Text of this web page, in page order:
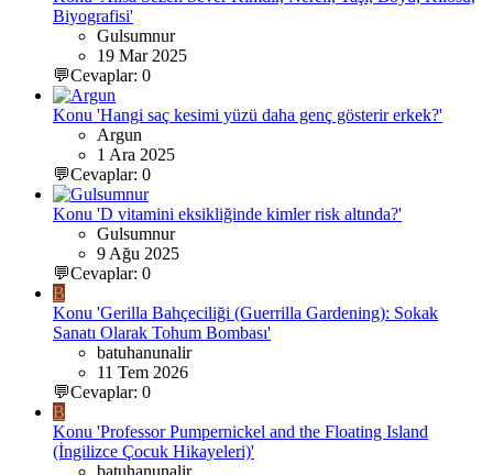
Biyografisi'
Gulsumnur
19 Mar 2025
💬Cevaplar: 0
Konu 'Hangi saç kesimi yüzü daha genç gösterir erkek?'
Argun
1 Ara 2025
💬Cevaplar: 0
Konu 'D vitamini eksikliğinde kimler risk altında?'
Gulsumnur
9 Ağu 2025
💬Cevaplar: 0
B
Konu 'Gerilla Bahçeciliği (Guerrilla Gardening): Sokak
Sanatı Olarak Tohum Bombası'
batuhanunalir
11 Tem 2026
💬Cevaplar: 0
B
Konu 'Professor Pumpernickel and the Floating Island
(İngilizce Çocuk Hikayeleri)'
batuhanunalir